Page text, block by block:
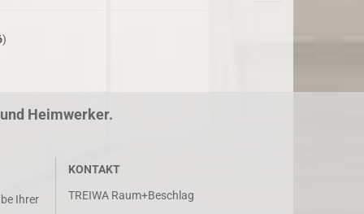
)
Heimwerker.
Ihrer
KONTAKT
TREIWA Raum+Beschlag